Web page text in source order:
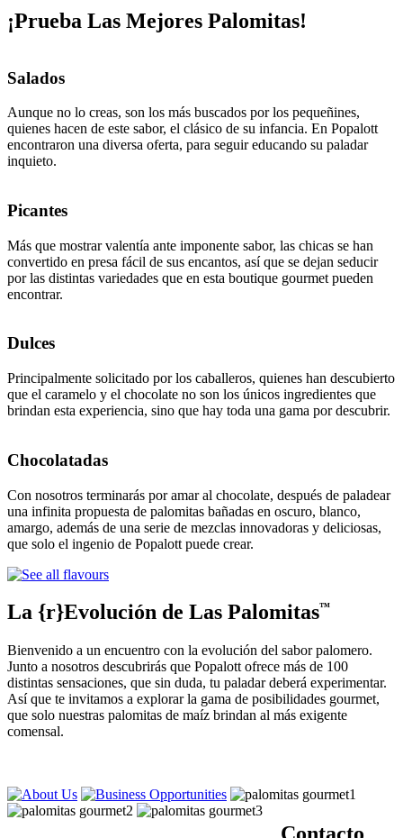
¡Prueba Las Mejores Palomitas!
Salados
Aunque no lo creas, son los más buscados por los pequeñines,
quienes hacen de este sabor, el clásico de su infancia. En Popalott
encontraron una diversa oferta, para seguir educando su paladar
inquieto.
Picantes
Más que mostrar valentía ante imponente sabor, las chicas se han
convertido en presa fácil de sus encantos, así que se dejan seducir
por las distintas variedades que en esta boutique gourmet pueden
encontrar.
Dulces
Principalmente solicitado por los caballeros, quienes han descubierto
que el caramelo y el chocolate no son los únicos ingredientes que
brindan esta experiencia, sino que hay toda una gama por descubrir.
Chocolatadas
Con nosotros terminarás por amar al chocolate, después de paladear
una infinita propuesta de palomitas bañadas en oscuro, blanco,
amargo, además de una serie de mezclas innovadoras y deliciosas,
que solo el ingenio de Popalott puede crear.
La {r}Evolución de Las Palomitas™
Bienvenido a un encuentro con la evolución del sabor palomero.
Junto a nosotros descubrirás que Popalott ofrece más de 100
distintas sensaciones, que sin duda, tu paladar deberá experimentar.
Así que te invitamos a explorar la gama de posibilidades gourmet,
que solo nuestras palomitas de maíz brindan al más exigente
comensal.